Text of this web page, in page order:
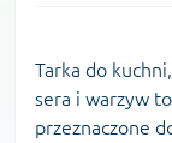
Tarka do
sera i warzyw
przeznaczone